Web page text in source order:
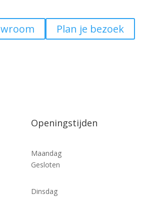
Plan je bezoek
Openingstijden
Maandag
Gesloten
Dinsdag